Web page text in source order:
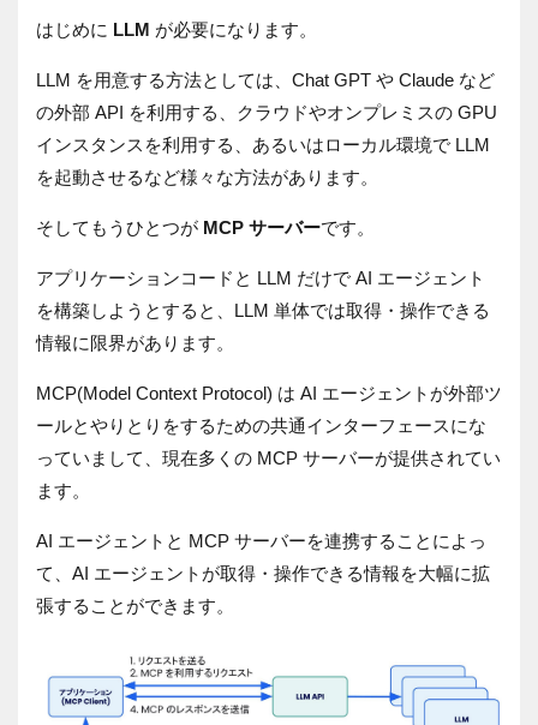
はじめに LLM が必要になります。
LLM を用意する方法としては、Chat GPT や Claude など
の外部 API を利用する、クラウドやオンプレミスの GPU
インスタンスを利用する、あるいはローカル環境で LLM
を起動させるなど様々な方法があります。
そしてもうひとつが MCP サーバーです。
アプリケーションコードと LLM だけで AI エージェント
を構築しようとすると、LLM 単体では取得・操作できる
情報に限界があります。
MCP(Model Context Protocol) は AI エージェントが外部ツ
ールとやりとりをするための共通インターフェースにな
っていまして、現在多くの MCP サーバーが提供されてい
ます。
AI エージェントと MCP サーバーを連携することによっ
て、AI エージェントが取得・操作できる情報を大幅に拡
張することができます。